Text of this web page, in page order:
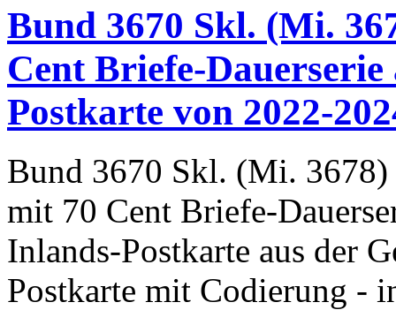
Bund 3670 Skl. (Mi.
Cent Briefe-
Postkarte von 2022-
Bund 3670 Skl. (Mi. 3678)
mit 70 Cent Briefe-
Inlands-Postkarte aus der
Postkarte mit Codierung -